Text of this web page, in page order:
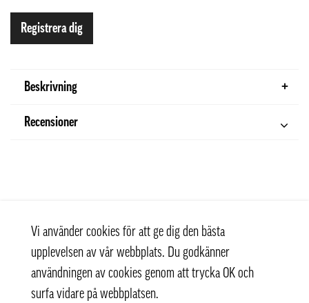
Registrera dig
Beskrivning
Recensioner
Vi använder cookies för att ge dig den bästa
upplevelsen av vår webbplats. Du godkänner
användningen av cookies genom att trycka OK och
surfa vidare på webbplatsen.